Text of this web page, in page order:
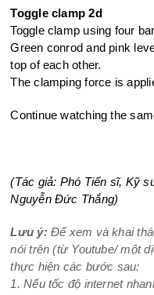
Toggle clamp 2d
Toggle clamp using four
Green conrod and pink
top ofeach other.
The clamping force is
Continue watching the
(Tác giả: Phó Tiến sĩ, Kỹ
Nguyễn Đức Thắng)
Lưu ý:Để xem và khai
nói trên (từ Youtube/ một
thực hiện các bước sau:
1. Nếu tốc độ internet